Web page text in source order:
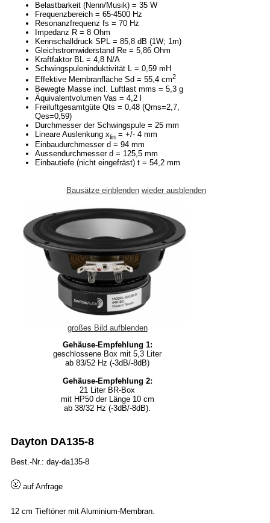
Belastbarkeit (Nenn/Musik) = 35 W
Frequenzbereich = 65-4500 Hz
Resonanzfrequenz fs = 70 Hz
Impedanz R = 8 Ohm
Kennschalldruck SPL = 85,8 dB (1W; 1m)
Gleichstromwiderstand Re = 5,86 Ohm
Kraftfaktor BL = 4,8 N/A
Schwingspuleninduktivität L = 0,59 mH
Effektive Membranfläche Sd = 55,4 cm2
Bewegte Masse incl. Luftlast mms = 5,3 g
Äquivalentvolumen Vas = 4,2 l
Freiluftgesamtgüte Qts = 0,48 (Qms=2,7,
Qes=0,59)
Durchmesser der Schwingspule = 25 mm
Lineare Auslenkung xlin = +/- 4 mm
Einbaudurchmesser d = 94 mm
Aussendurchmesser d = 125,5 mm
Einbautiefe (nicht eingefräst) t = 54,2 mm
Bausätze einblenden wieder ausblenden
großes Bild aufblenden
Gehäuse-Empfehlung 1:
geschlossene Box mit 5,3 Liter
ab 83/52 Hz (-3dB/-8dB)
Gehäuse-Empfehlung 2:
21 Liter BR-Box
mit HP50 der Länge 10 cm
ab 38/32 Hz (-3dB/-8dB).
Dayton DA135-8
Best.-Nr.: day-da135-8
auf Anfrage
12 cm Tieftöner mit Aluminium-Membran.